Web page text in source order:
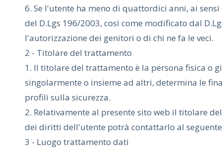
6. Se l'utente ha meno di quattordici anni, ai
del D.Lgs 196/2003, così come modificato dal
l'autorizzazione dei genitori o di chi ne fa le veci.
2 - Titolare del trattamento
1. Il titolare del trattamento è la persona fisica o
singolarmente o insieme ad altri, determina le
profili sulla sicurezza.
2. Relativamente al presente sito web il titolare
dei diritti dell'utente potrà contattarlo al seguente
3 - Luogo trattamento dati